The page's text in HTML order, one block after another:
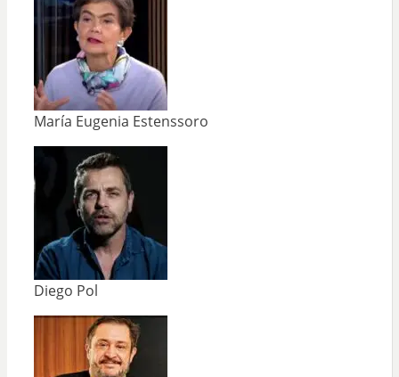
María Eugenia Estenssoro
Diego Pol